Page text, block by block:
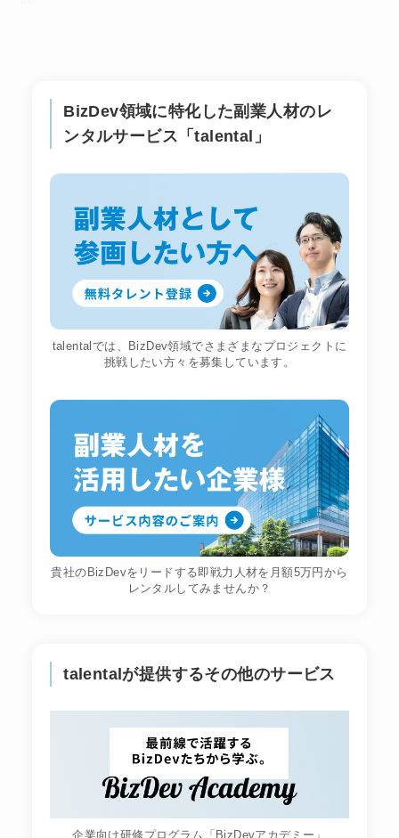
BizDev領域に特化した副業人材のレ
ンタルサービス「talental」
talentalでは、BizDev領域でさまざまなプロジェクトに
挑戦したい方々を募集しています。
貴社のBizDevをリードする即戦力人材を月額5万円から
レンタルしてみませんか？
talentalが提供するその他のサービス
企業向け研修プログラム「BizDevアカデミー」